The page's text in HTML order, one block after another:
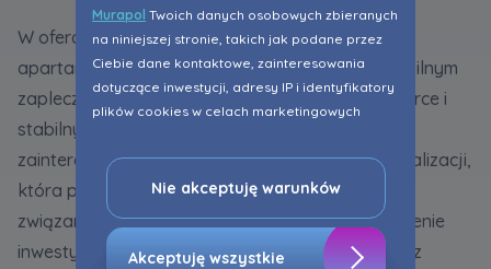
Murapol Twoich danych osobowych zbieranych
na niniejszej stronie, takich jak podane przez
Ciebie dane kontaktowe, zainteresowania
dotyczące inwestycji, adresy IP i identyfikatory
plików cookies w celach marketingowych
do Twoich potrzeb, w tym w oparciu o
profilowanie. Oczywiście, możesz nie wyrazić
przedmiotowej zgody klikając ”Nie akceptuję
warunków”.
Nie akceptuję warunków
Akceptuję wszystkie
W ofercie GK Murapol dostępne są również
apartamenty inwestycyjne w Toruniu - mieście o silnym
zapleczu akademickim, rozwijającej się gospodarce i
stabilnym rynku najmu. To propozycja dla osób
zainteresowanych zakupem nieruchomości w lokalizacji,
która przyciąga zarówno studentów, jak i osoby
związane z lokalnym biznesem. Atrakcyjne położenie
inwestycji, dostęp do infrastruktury miejskiej oraz